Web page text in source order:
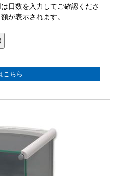
日数を入力してご確認くださ
が表示されます。
こちら